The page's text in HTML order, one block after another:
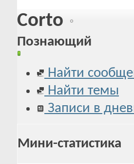
Corto
Познающий
Найти
Найти темы
Записи в
Мини-статистика